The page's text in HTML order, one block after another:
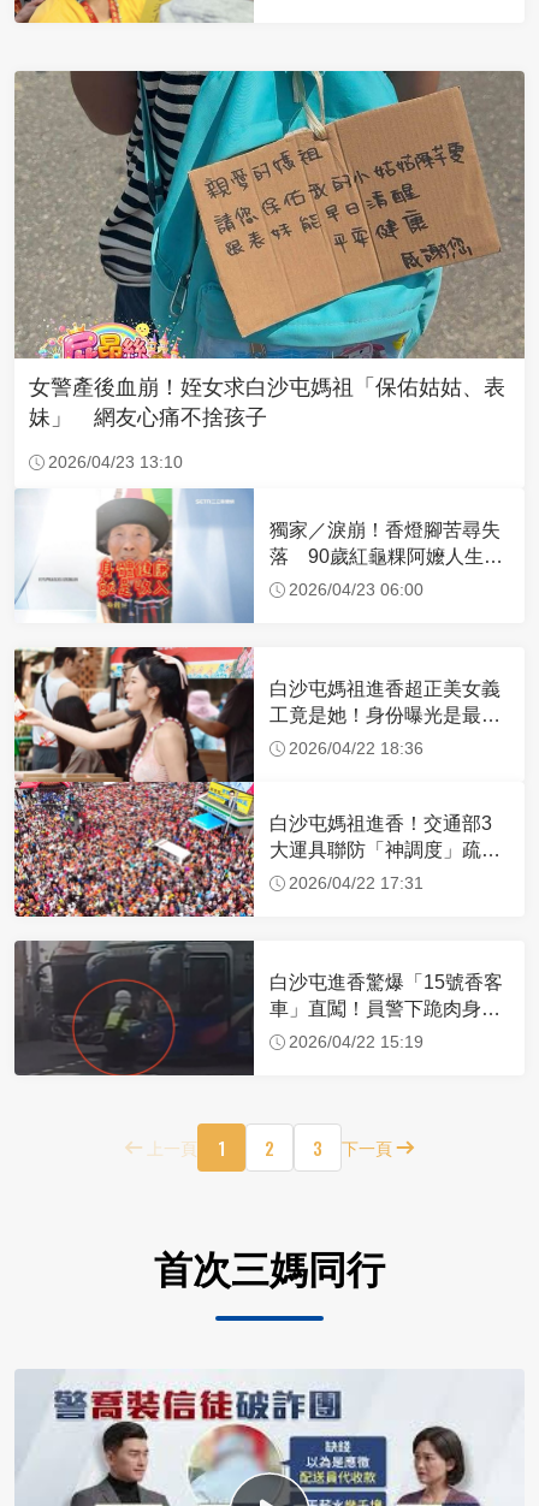
女警產後血崩！姪女求白沙屯媽祖「保佑姑姑、表
妹」 網友心痛不捨孩子
2026/04/23 13:10
獨家／淚崩！香燈腳苦尋失
落 90歲紅龜粿阿嬤人生謝
幕2026/04/23 06:00
白沙屯媽祖進香超正美女義
工竟是她！身份曝光是最美
禮生 一輩子不結婚
2026/04/22 18:36
白沙屯媽祖進香！交通部3
大運具聯防「神調度」疏運
32.1萬創新高
2026/04/22 17:31
白沙屯進香驚爆「15號香客
車」直闖！員警下跪肉身擋
車：讓行人先過
2026/04/22 15:19
上一頁 1 2 3 下一頁
首次三媽同行